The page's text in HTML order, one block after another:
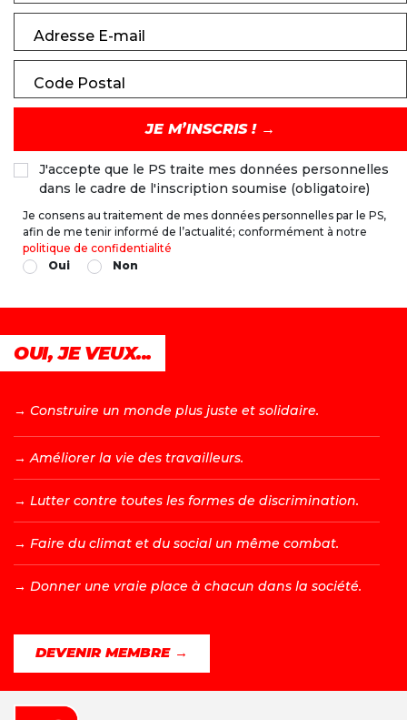
Adresse E-mail
Code Postal
J'accepte que le PS traite mes données personnelles
dans le cadre de l'inscription soumise (obligatoire)
Je consens au traitement de mes données personnelles par le PS,
afin de me tenir informé de l’actualité; conformément à notre
politique de confidentialité
Oui
Non
OUI, JE VEUX...
→ Construire un monde plus juste et solidaire.
→ Améliorer la vie des travailleurs.
→ Lutter contre toutes les formes de discrimination.
→ Faire du climat et du social un même combat.
→ Donner une vraie place à chacun dans la société.
DEVENIR MEMBRE →